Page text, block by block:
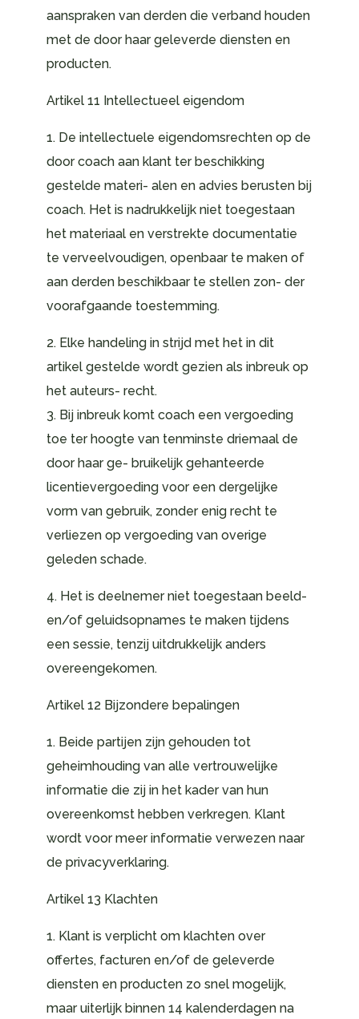
aanspraken van derden die verband houden
met de door haar geleverde diensten en
producten.
Artikel 11 Intellectueel eigendom
1. De intellectuele eigendomsrechten op de
door coach aan klant ter beschikking
gestelde materi- alen en advies berusten bij
coach. Het is nadrukkelijk niet toegestaan
het materiaal en verstrekte documentatie
te verveelvoudigen, openbaar te maken of
aan derden beschikbaar te stellen zon- der
voorafgaande toestemming.
2. Elke handeling in strijd met het in dit
artikel gestelde wordt gezien als inbreuk op
het auteurs- recht.
3. Bij inbreuk komt coach een vergoeding
toe ter hoogte van tenminste driemaal de
door haar ge- bruikelijk gehanteerde
licentievergoeding voor een dergelijke
vorm van gebruik, zonder enig recht te
verliezen op vergoeding van overige
geleden schade.
4. Het is deelnemer niet toegestaan beeld-
en/of geluidsopnames te maken tijdens
een sessie, tenzij uitdrukkelijk anders
overeengekomen.
Artikel 12 Bijzondere bepalingen
1. Beide partijen zijn gehouden tot
geheimhouding van alle vertrouwelijke
informatie die zij in het kader van hun
overeenkomst hebben verkregen. Klant
wordt voor meer informatie verwezen naar
de privacyverklaring.
Artikel 13 Klachten
1. Klant is verplicht om klachten over
offertes, facturen en/of de geleverde
diensten en producten zo snel mogelijk,
maar uiterlijk binnen 14 kalenderdagen na